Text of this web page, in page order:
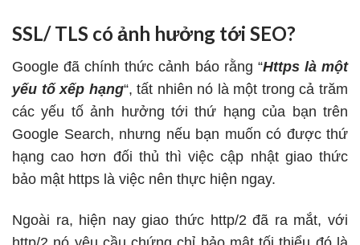
SSL/ TLS có ảnh hưởng tới SEO?
Google đã chính thức cảnh báo rằng “Https là một
yếu tố xếp hạng“, tất nhiên nó là một trong cả trăm
các yếu tố ảnh hưởng tới thứ hạng của bạn trên
Google Search, nhưng nếu bạn muốn có được thứ
hạng cao hơn đối thủ thì việc cập nhật giao thức
bảo mật https là việc nên thực hiện ngay.
Ngoài ra, hiện nay giao thức http/2 đã ra mắt, với